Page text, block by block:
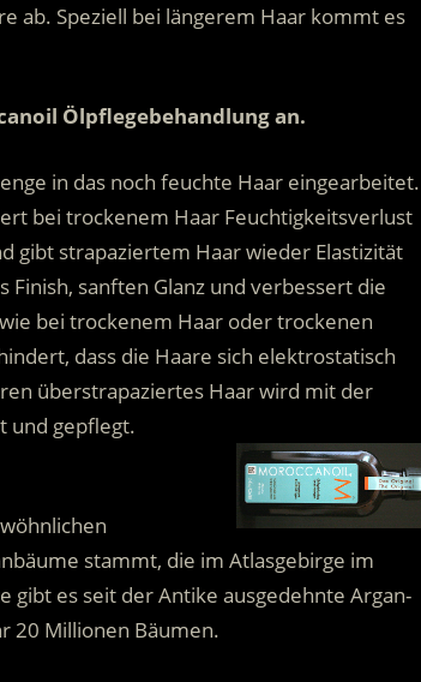
ab. Speziell bei längerem Haar kommt es
Ölpflegebehandlung an.
in das noch feuchte Haar eingearbeitet.
bei trockenem Haar Feuchtigkeitsverlust
gibt strapaziertem Haar wieder Elastizität
sanften Glanz und verbessert die
bei trockenem Haar oder trockenen
dass die Haare sich elektrostatisch
überstrapaziertes Haar wird mit der
und gepflegt.
stammt, die im Atlasgebirge im
gibt es seit der Antike ausgedehnte Argan-
20 Millionen Bäumen.